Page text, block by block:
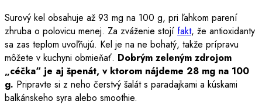
Surový kel obsahuje až 93 mg na 100 g, pri ľahkom parení
zhruba o polovicu menej. Za zváženie stojí fakt, že antioxidanty
sa zas teplom uvoľňujú. Kel je na ne bohatý, takže prípravu
môžete v kuchyni obmieňať. Dobrým zeleným zdrojom
„céčka“ je aj špenát, v ktorom nájdeme 28 mg na 100
g. Pripravte si z neho čerstvý šalát s paradajkami a kúskami
balkánskeho syra alebo smoothie.